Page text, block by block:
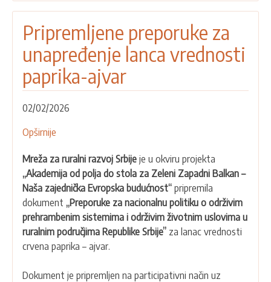
Pripremljene preporuke za
unapređenje lanca vrednosti
paprika-ajvar
02/02/2026
Opširnije
preporuke
za
unapređenje
lanca
vrednosti
paprika-
ajvar
Mreža za ruralni razvoj Srbije je u okviru projekta
„Akademija od polja do stola za Zeleni Zapadni Balkan –
Naša zajednička Evropska budućnost“ pripremila
dokument „Preporuke za nacionalnu politiku o održivim
prehrambenim sistemima i održivim životnim uslovima u
ruralnim područjima Republike Srbije” za lanac vrednosti
crvena paprika – ajvar.
Dokument je pripremljen na participativni način uz